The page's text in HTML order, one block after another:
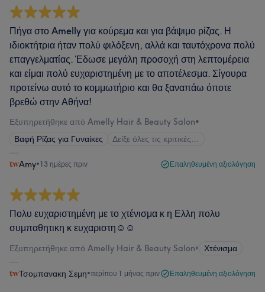
Πήγα στο Amelly για κούρεμα και για βάψιμο ρίζας. Η
ιδιοκτήτρια ήταν πολύ φιλόξενη, αλλά και ταυτόχρονα πολύ
επαγγελματίας. Έδωσε μεγάλη προσοχή στη λεπτομέρεια
και είμαι πολύ ευχαριστημένη με το αποτέλεσμα. Σίγουρα
προτείνω αυτό το κομμωτήριο και θα ξαναπάω όποτε
βρεθώ στην Αθήνα!
Εξυπηρετήθηκε από Amelly Hair & Beauty Salon•
Βαφή Ρίζας για Γυναίκες
Δείξε όλες τις κριτικές…
Amy•13 ημέρες πριν Επαληθευμένη αξιολόγηση
Πολυ ευχαριστημένη με το χτένισμα κ η Ελλη πολυ
συμπαθητικη κ ευχαριστη☺️☺️
Εξυπηρετήθηκε από Amelly Hair & Beauty Salon• Χτένισμα
Τσομπανακη Σεμη•περίπου 1 μήνας πριν Επαληθευμένη αξιολόγηση